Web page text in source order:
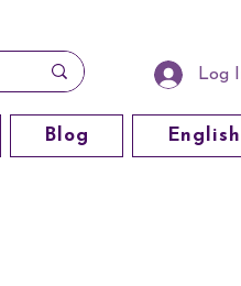
Log
Blog English